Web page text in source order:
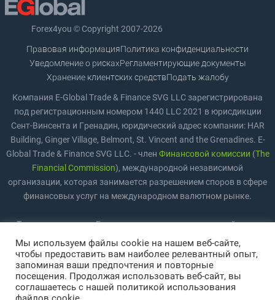
Forex4you © Copyright 2007-2026
Правовая информацияПолитика конфиденциальности
Уведомление о рискахРегламентирующие документы
Хранение клиентских средствПодать жалобу
Компания E-Global Trade & Finance SVG LLC зарегистрирована
под регистрационным номером 1440 LLC 2021 в юрисдикции
Сент-Винсента и Гренадин, юридический адрес компании: HAR
Building, Ginger Village, Belmont, St. Vincent and the Grenadines. E-
Global Trade & Finance SVG LLC. - член Финансовой комиссии (The
Financial Commission), международной независимой
организации, которая занимается разрешением споров в сфере
финансовых услуг на международном валютном рынке.
Торговля на рынке Forex предполагает значительный риск,
включая возможность полной потери средств. Торговля
подходит не всем инвесторам и трейдерам. Повышение плеча
повышает риск. Пожалуйста, ознакомьтесь сУведомлением о
рисках. Сервис недоступен для жителей США, Канады,
Австралии, Японии и Европейской экономической зоны.
Мы используем файлы cookie на нашем веб-сайте,
чтобы предоставить вам наиболее релевантный опыт,
запоминая ваши предпочтения и повторные
посещения. Продолжая использовать веб-сайт, вы
соглашаетесь с нашей политикой использования